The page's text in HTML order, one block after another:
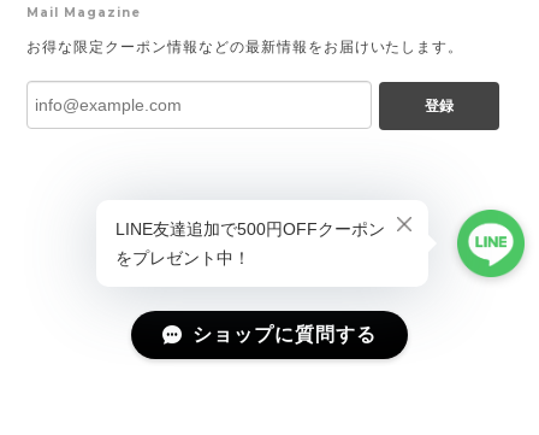
Mail Magazine
お得な限定クーポン情報などの最新情報をお届けいたします。
登録
ショップに質問する